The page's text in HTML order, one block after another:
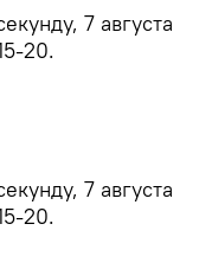
7 августа
20.
7 августа
20.